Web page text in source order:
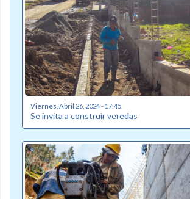
Viernes, Abril 26, 2024 - 17:45
Se invita a construir veredas